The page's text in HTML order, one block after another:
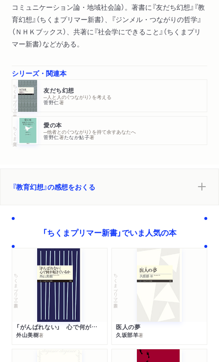
コミュニケーション論・地域社会論）。著書に『友だち幻想』『教
育幻想』（ちくまプリマー新書）、『ジンメル・つながりの哲学』
（ＮＨＫブックス）、共著に『社会学にできること』（ちくまプリ
マー新書）などがある。
シリーズ・関連本
ちくまプリマー新書 友だち幻想
─人と人の〈つながり〉を考える
菅野仁著
ちくま文庫 愛の本
─他者との〈つながり〉を持て余すあなたへ
菅野仁著たなか鮎子著
『教育幻想』の感想をおくる
「ちくまプリマー新書」でいま人気の本
ちくまプリマー新書
「がんばれない」 心で何が起きているか
外山美樹著
ちくまプリマー新書
医人の夢
久坂部羊著